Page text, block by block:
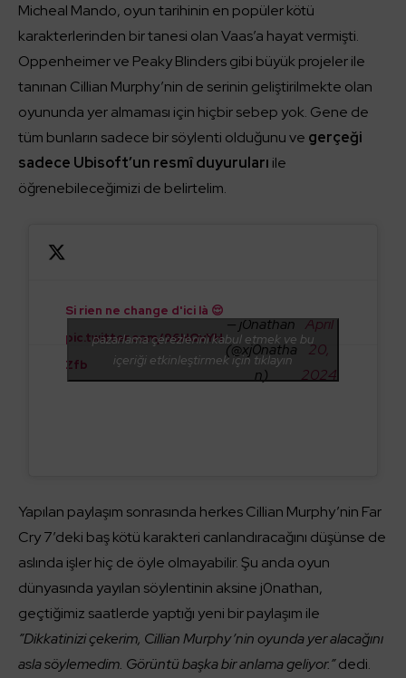
Micheal Mando, oyun tarihinin en popüler kötü
karakterlerinden bir tanesi olan Vaas’a hayat vermişti.
Oppenheimer ve Peaky Blinders gibi büyük projeler ile
tanınan Cillian Murphy’nin de serinin geliştirilmekte olan
oyununda yer almaması için hiçbir sebep yok. Gene de
tüm bunların sadece bir söylenti olduğunu ve gerçeği
sadece Ubisoft’un resmî duyuruları ile
öğrenebileceğimizi de belirtelim.
Si rien ne change d'ici là 😌
pic.twitter.com/96HQvYH
Zfb
— j0nathan
(@xj0natha
n)
April
20,
2024
pazarlama çerezlerini kabul etmek ve bu
içeriği etkinleştirmek için tıklayın
Yapılan paylaşım sonrasında herkes Cillian Murphy’nin Far
Cry 7’deki baş kötü karakteri canlandıracağını düşünse de
aslında işler hiç de öyle olmayabilir. Şu anda oyun
dünyasında yayılan söylentinin aksine j0nathan,
geçtiğimiz saatlerde yaptığı yeni bir paylaşım ile
”Dikkatinizi çekerim, Cillian Murphy’nin oyunda yer alacağını
asla söylemedim. Görüntü başka bir anlama geliyor.”dedi.